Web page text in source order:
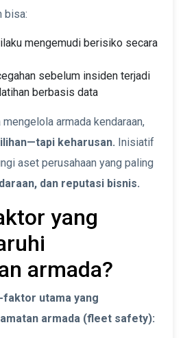
bisa:
mengemudi berisiko secara
sebelum insiden terjadi
berbasis data
armada kendaraan,
keharusan. Inisiatif
aset perusahaan yang paling
dan reputasi bisnis.
yang
armada?
utama yang
armada (fleet safety):